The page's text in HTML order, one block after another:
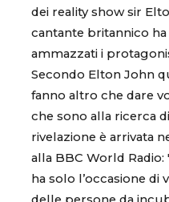
dei reality show sir
cantante britannico
ammazzati i
Secondo Elton John
fanno altro che dare
che sono alla ricerca
rivelazione è arrivata
alla BBC World
ha solo l’occasione